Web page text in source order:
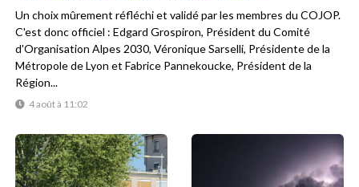
4 août à 11:02
Un choix mûrement réfléchi et validé par les membres du COJOP.
C'est donc officiel : Edgard Grospiron, Président du Comité
d'Organisation Alpes 2030, Véronique Sarselli, Présidente de la
Métropole de Lyon et Fabrice Pannekoucke, Président de la
Région...